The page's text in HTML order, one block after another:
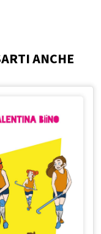
ANCHE